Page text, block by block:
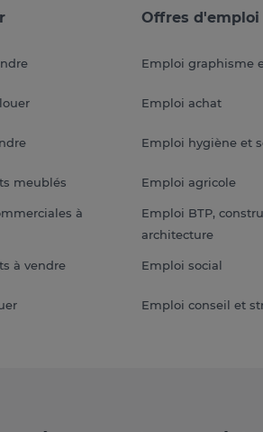
meublés
à
à vendre
Offres d'emploi
Emploi graphisme
Emploi achat
Emploi hygiène et
Emploi agricole
Emploi BTP,
architecture
Emploi social
Emploi conseil et